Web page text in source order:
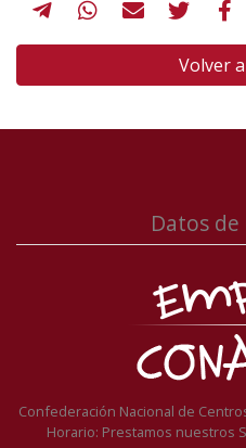
Volver
Datos
Confederación Nacional de
Horario: Prestamos nuestros